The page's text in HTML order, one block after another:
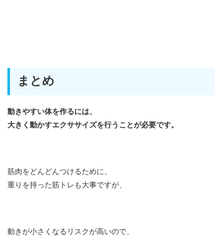
まとめ
動きやすい体を作るには、
大きく動かすエクササイズを行うことが必要です。
筋肉をどんどんつけるために、
重りを持った筋トレも大事ですが、
動きが小さくなるリスクが高いので、